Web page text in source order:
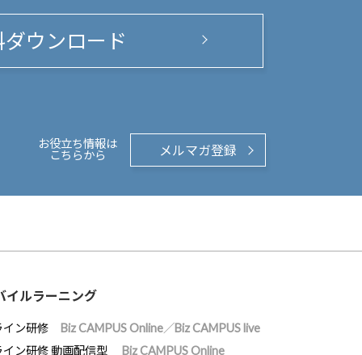
ダウンロード
お役立ち情報は
こちらから
メルマガ登録
イルラーニング
イン研修
Biz CAMPUS Online／Biz CAMPUS live
ン研修 動画配信型
Biz CAMPUS Online